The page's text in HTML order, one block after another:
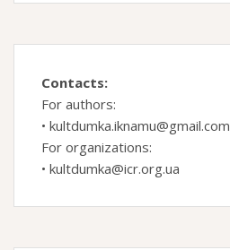
Contacts:
For authors:
• kultdumka.iknamu@gmail.com
For organizations:
• kultdumka@icr.org.ua